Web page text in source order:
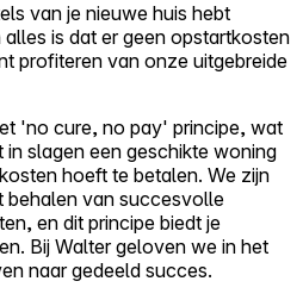
van je nieuwe huis hebt
is dat er geen opstartkosten
profiteren van onze uitgebreide
'no cure, no pay' principe, wat
slagen een geschikte woning
hoeft te betalen. We zijn
behalen van succesvolle
en dit principe biedt je
Bij Walter geloven we in het
naar gedeeld succes.